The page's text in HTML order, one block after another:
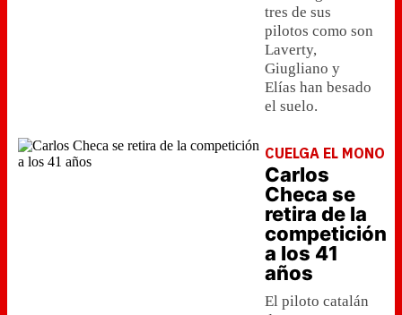
tres de sus
pilotos como son
Laverty,
Giugliano y
Elías han besado
el suelo.
CUELGA EL MONO
Carlos
Checa se
retira de la
competición
a los 41
años
El piloto catalán